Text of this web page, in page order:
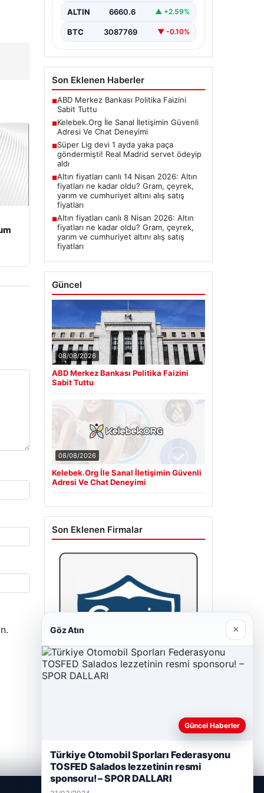
ALTIN 6660.6 ▲ +2.59%
BTC 3087769 ▼ -0.10%
Son Eklenen Haberler
■ABD Merkez Bankası Politika Faizini
Sabit Tuttu
■Kelebek.Org İle Sanal İletişimin Güvenli
Adresi Ve Chat Deneyimi
■Süper Lig devi 1 ayda yaka paça
göndermişti! Real Madrid servet ödeyip
aldı
■Altın fiyatları canlı 14 Nisan 2026: Altın
fiyatları ne kadar oldu? Gram, çeyrek,
yarım ve cumhuriyet altını alış satış
fiyatları
■Altın fiyatları canlı 8 Nisan 2026: Altın
fiyatları ne kadar oldu? Gram, çeyrek,
yarım ve cumhuriyet altını alış satış
fiyatları
Güncel
08/08/2026
ABD Merkez Bankası Politika Faizini
Sabit Tuttu
08/08/2026
Kelebek.Org İle Sanal İletişimin Güvenli
Adresi Ve Chat Deneyimi
Son Eklenen Firmalar
Göz Atın ×
Güncel Haberler
Türkiye Otomobil Sporları Federasyonu
TOSFED Salados lezzetinin resmi
sponsoru! – SPOR DALLARI